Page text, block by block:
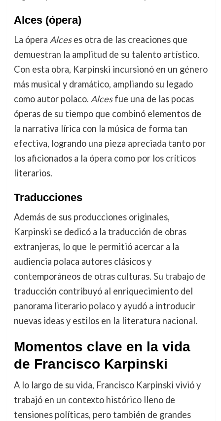
Alces(ópera)
La ópera Alceses otra de las creaciones que
demuestran la amplitud de su talento artístico.
Con esta obra, Karpinski incursionó en un género
más musical y dramático, ampliando su legado
como autor polaco. Alcesfue una de las pocas
óperas de su tiempo que combinó elementos de
la narrativa lírica con la música de forma tan
efectiva, logrando una pieza apreciada tanto por
los aficionados a la ópera como por los críticos
literarios.
Traducciones
Además de sus producciones originales,
Karpinski se dedicó a la traducción de obras
extranjeras, lo que le permitió acercar a la
audiencia polaca autores clásicos y
contemporáneos de otras culturas. Su trabajo de
traducción contribuyó al enriquecimiento del
panorama literario polaco y ayudó a introducir
nuevas ideas y estilos en la literatura nacional.
Momentos clave en la vida
de Francisco Karpinski
A lo largo de su vida, Francisco Karpinski vivió y
trabajó en un contexto histórico lleno de
tensiones políticas, pero también de grandes